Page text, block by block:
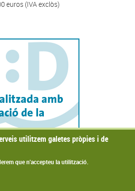
euros (IVA exclòs)
utilitzem galetes pròpies i de
que n'accepteu la utilització.